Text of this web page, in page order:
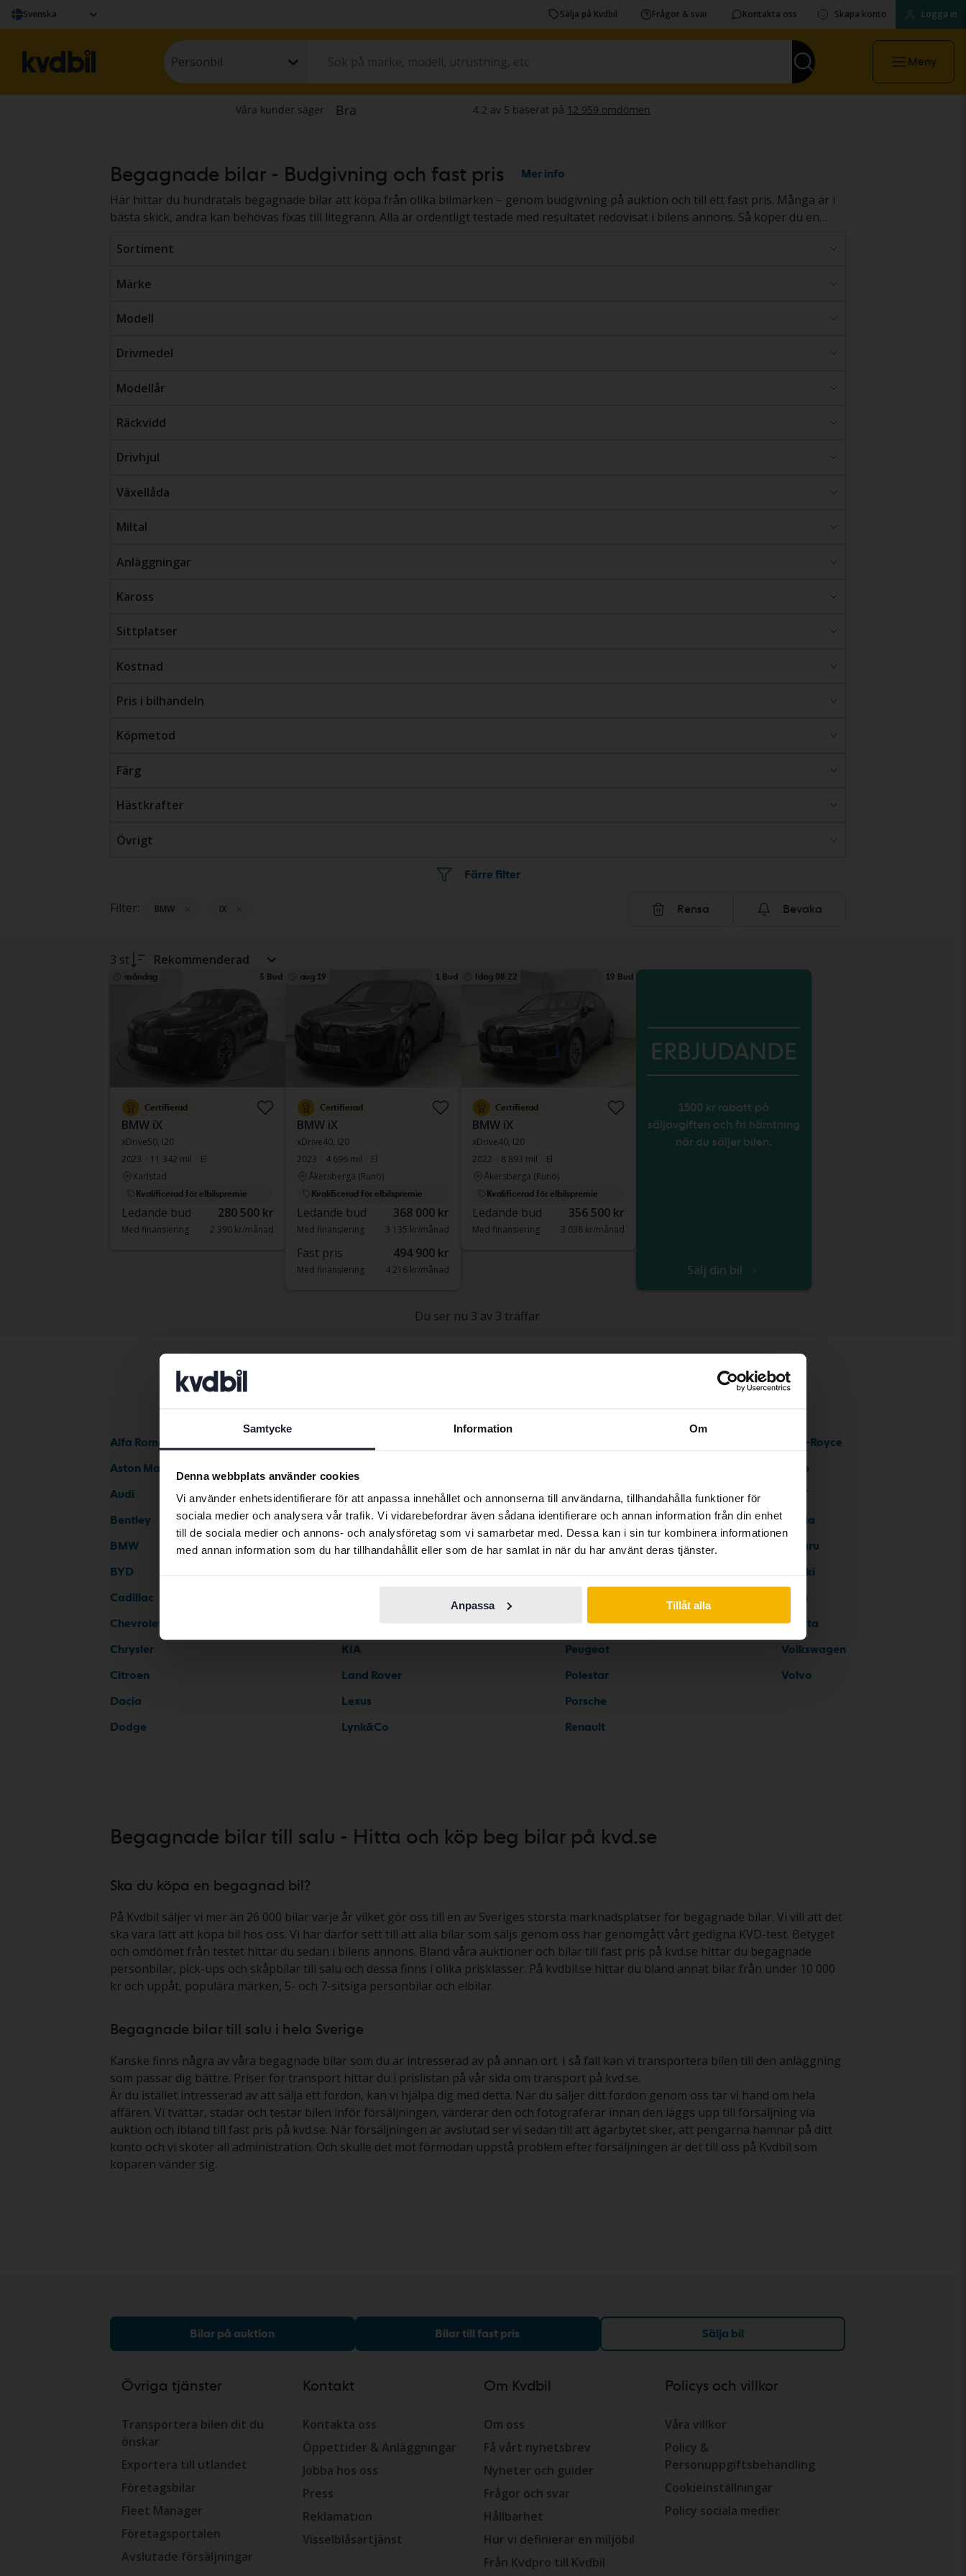
Samtycke Information Om
Denna webbplats använder cookies
Vi använder enhetsidentifierare för att anpassa innehållet och annonserna till användarna, tillhandahålla funktioner för
sociala medier och analysera vår trafik. Vi vidarebefordrar även sådana identifierare och annan information från din enhet
till de sociala medier och annons- och analysföretag som vi samarbetar med. Dessa kan i sin tur kombinera informationen
med annan information som du har tillhandahållit eller som de har samlat in när du har använt deras tjänster.
Anpassa Tillåt alla
Svenska Sälja på Kvdbil Frågor & svar Kontakta oss Skapa konto Logga in
Personbil Meny
Begagnade bilar - Budgivning och fast pris Mer info
Här hittar du hundratals begagnade bilar att köpa från olika bilmärken – genom budgivning på auktion och till ett fast pris. Många är i
bästa skick, andra kan behövas fixas till litegrann. Alla är ordentligt testade med resultatet redovisat i bilens annons. Så köper du en
Sortiment
Märke
Modell
Drivmedel
Modellår
Räckvidd
Drivhjul
Växellåda
Miltal
Anläggningar
Kaross
Sittplatser
Kostnad
Pris i bilhandeln
Köpmetod
Färg
Hästkrafter
Övrigt
Färre filter
Filter: BMW IX Rensa Bevaka
3 st Rekommenderad
måndag 3 Bud
Certifierad
BMW iX
xDrive50, I20
2023
11 342 mil
El
Karlstad
Kvalificerad för elbilspremie
Ledande bud 280 500 kr
Med finansiering 2 390 kr/månad
aug 19 1 Bud
Certifierad
BMW iX
xDrive40, I20
2023
4 696 mil
El
Åkersberga (Runö)
Kvalificerad för elbilspremie
Ledande bud 368 000 kr
Med finansiering 3 135 kr/månad
Fast pris 494 900 kr
Med finansiering 4 216 kr/månad
Idag 08:22 19 Bud
Certifierad
BMW iX
xDrive40, I20
2022
8 893 mil
El
Åkersberga (Runö)
Kvalificerad för elbilspremie
Ledande bud 356 500 kr
Med finansiering 3 038 kr/månad
ERBJUDANDE
1500 kr rabatt på
säljavgiften och fri hämtning
när du säljer bilen.
Sälj din bil
Du ser nu 3 av 3 träffar
Alfa Romeo
Aston Martin
Audi
Bentley
BMW
BYD
Cadillac
Chevrolet
Chrysler
Citroen
Dacia
Dodge
Ford
Honda
Hyundai
KIA
Land Rover
Lexus
Lynk&Co
Mercedes
MG
MINI
Opel
Peugeot
Polestar
Porsche
Renault
Rolls-Royce
Saab
SEAT
Skoda
Subaru
Suzuki
Tesla
Toyota
Volkswagen
Volvo
Begagnade bilar till salu - Hitta och köp beg bilar på kvd.se
Ska du köpa en begagnad bil?
På Kvdbil säljer vi mer än 26 000 bilar varje år vilket gör oss till en av Sveriges största marknadsplatser för begagnade bilar. Vi vill att det
ska vara lätt att köpa bil hos oss. Vi har därför sett till att alla bilar som säljs genom oss har genomgått vårt gedigna KVD-test. Betyget
och omdömet från testet hittar du sedan i bilens annons. Bland våra auktioner och bilar till fast pris på kvd.se hittar du begagnade
personbilar, pick-ups och skåpbilar till salu och dessa finns i olika prisklasser. På kvdbil.se hittar du bland annat bilar från under 10 000
kr och uppåt, populära märken, 5- och 7-sitsiga personbilar och elbilar.
Begagnade bilar till salu i hela Sverige
Kanske finns några av våra begagnade bilar som du är intresserad av på annan ort. I så fall kan vi transportera bilen till den anläggning
som passar dig bättre. Priser för transport hittar du i prislistan på vår sida om transport på kvd.se.
Är du istället intresserad av att sälja ett fordon, kan vi hjälpa dig med detta. När du säljer ditt fordon genom oss tar vi hand om hela
affären. Vi tvättar, städar och testar bilen inför försäljningen, värderar den och fotograferar innan den läggs upp till försäljning via
auktion och ibland till fast pris på kvd.se. När försäljningen är avslutad ser vi sedan till att ägarbytet sker, att pengarna hamnar på ditt
konto och vi sköter all administration. Och skulle det mot förmodan uppstå problem efter försäljningen är det till oss på Kvdbil som
köparen vänder sig.
Bilar på auktion Bilar till fast pris Sälja bil
Övriga tjänster
Transportera bilen dit du
önskar
Exportera till utlandet
Företagsbilar
Fleet Manager
Företagsportalen
Avslutade försäljningar
Kontakt
Kontakta oss
Öppettider & Anläggningar
Jobba hos oss
Press
Reklamation
Visselblåsartjänst
Om Kvdbil
Om oss
Få vårt nyhetsbrev
Nyheter och guider
Frågor och svar
Hållbarhet
Hur vi definierar en miljöbil
Från Kvdpro till Kvdbil
Policys och villkor
Våra villkor
Policy &
Personuppgiftsbehandling
Cookieinställningar
Policy sociala medier
Preferred language
preferences than Swedish. To better service our friends
abroad we have an English language site (kvdcars.com) that
contains all the same vehicles and services.
Continue in